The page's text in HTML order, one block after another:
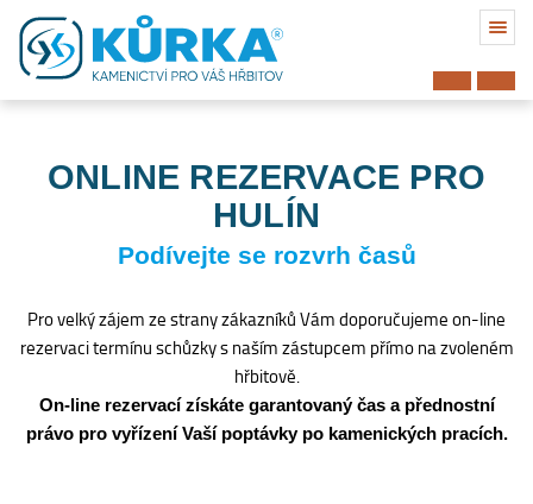
ONLINE REZERVACE PRO
HULÍN
Podívejte se rozvrh časů
Pro velký zájem ze strany zákazníků Vám doporučujeme on-line
rezervaci termínu schůzky s naším zástupcem přímo na zvoleném
hřbitově.
On-line rezervací získáte garantovaný čas a přednostní
právo pro vyřízení Vaší poptávky po kamenických pracích.